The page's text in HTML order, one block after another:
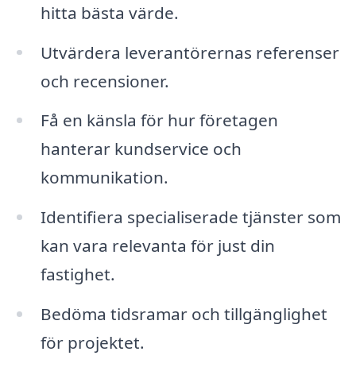
hitta bästa värde.
Utvärdera leverantörernas referenser
och recensioner.
Få en känsla för hur företagen
hanterar kundservice och
kommunikation.
Identifiera specialiserade tjänster som
kan vara relevanta för just din
fastighet.
Bedöma tidsramar och tillgänglighet
för projektet.